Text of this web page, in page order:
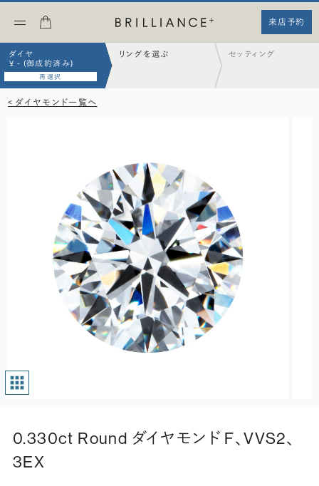
来店予約
ダイヤ
¥ - (御成約済み)
再選択
リングを選ぶ セッティング
< ダイヤモンド一覧へ
0.330ct Round ダイヤモンド F、VVS2、
3EX